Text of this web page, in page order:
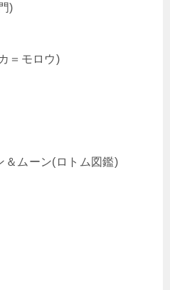
)
＝モロウ)
＆ムーン(ロトム図鑑)